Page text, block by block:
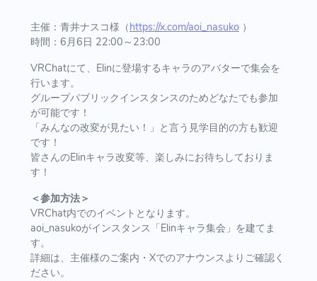
主催：青井ナスコ様（https://x.com/aoi_nasuko ）
時間：6月6日 22:00～23:00
VRChatにて、Elinに登場するキャラのアバターで集会を
行います。
グループパブリックインスタンスのためどなたでも参加
が可能です！
「みんなの改変が見たい！」と言う見学目的の方も歓迎
です！
皆さんのElinキャラ改変等、楽しみにお待ちしておりま
す！
＜参加方法＞
VRChat内でのイベントとなります。
aoi_nasukoがインスタンス「Elinキャラ集会」を建てま
す。
詳細は、主催様のご案内・Xでのアナウンスよりご確認く
ださい。